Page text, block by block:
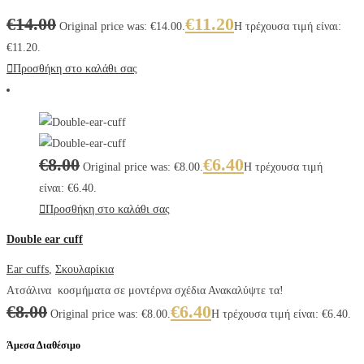
€14.00 Original price was: €14.00. €11.20Η τρέχουσα τιμή είναι:
€11.20.
Προσθήκη στο καλάθι σας
€8.00 Original price was: €8.00. €6.40Η τρέχουσα τιμή
είναι: €6.40.
Προσθήκη στο καλάθι σας
Double ear cuff
Ear cuffs Σκουλαρίκια
Ατσάλινα κοσμήματα σε μοντέρνα σχέδια Ανακαλύψτε τα!
€8.00 Original price was: €8.00. €6.40Η τρέχουσα τιμή είναι: €6.40.
Άμεσα Διαθέσιμο